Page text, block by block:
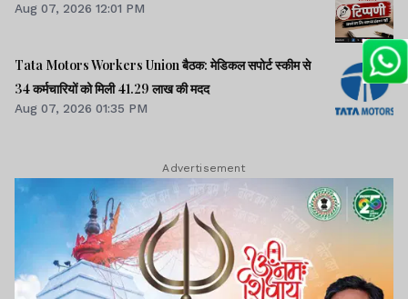
Aug 07, 2026 12:01 PM
Tata Motors Workers Union बैठक: मेडिकल सपोर्ट स्कीम से
34 कर्मचारियों को मिली 41.29 लाख की मदद
Aug 07, 2026 01:35 PM
Advertisement